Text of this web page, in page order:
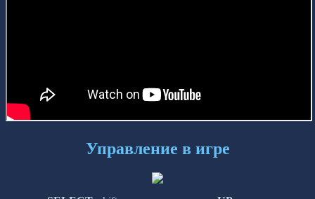
Управление в игре